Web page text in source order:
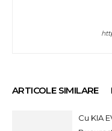
ARTICOLE SIMILARE
Cu KIA